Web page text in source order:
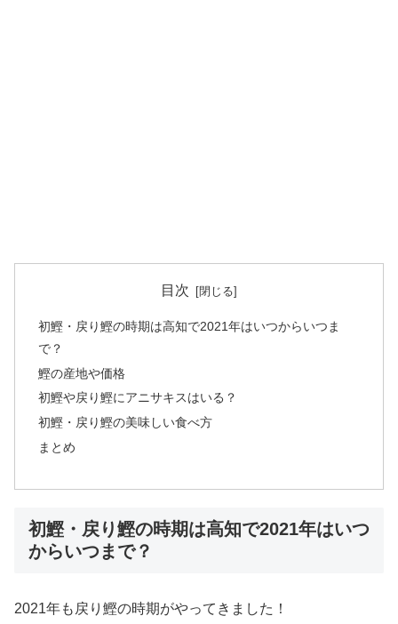
目次
初鰹・戻り鰹の時期は高知で2021年はいつからいつま
で？
鰹の産地や価格
初鰹や戻り鰹にアニサキスはいる？
初鰹・戻り鰹の美味しい食べ方
まとめ
初鰹・戻り鰹の時期は高知で2021年はいつ
からいつまで？
2021年も戻り鰹の時期がやってきました！